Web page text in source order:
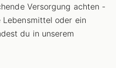
Versorgung achten -
oder ein
du in unserem